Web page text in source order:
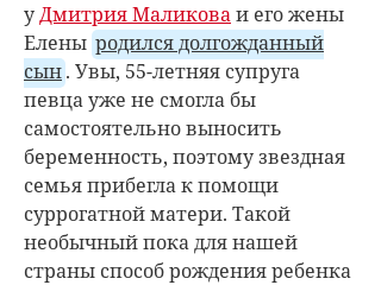
уДмитрия Маликоваи его жены
Елены родился долгожданный
сын. Увы, 55-летняя супруга
певца уже не смогла бы
самостоятельно выносить
беременность, поэтому звездная
семья прибегла к помощи
суррогатной матери. Такой
необычный пока для нашей
страны способ рождения ребенка